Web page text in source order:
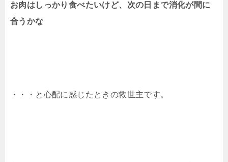
お肉はしっかり食べたいけど、次の日まで消化が間に
合うかな
・・・と心配に感じたときの救世主です。